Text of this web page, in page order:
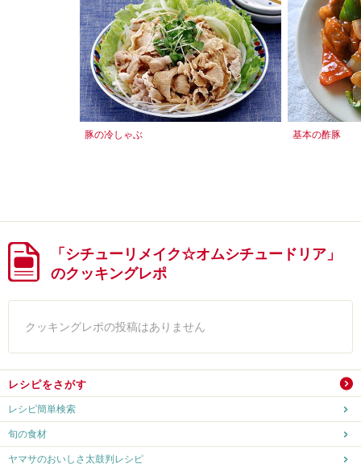
豚の冷しゃぶ 基本の酢豚
「シチューリメイク☆オムシチュードリア」
のクッキングレポ
クッキングレポの投稿はありません
レシピをさがす
レシピ簡単検索
旬の食材
ヤマサのおいしさ太鼓判レシピ